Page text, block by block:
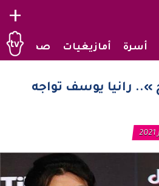
+
أسرة أمازيغيات صحراويات
رانيا يوسف تواجه